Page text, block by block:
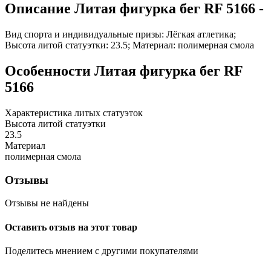
Описание Литая фигурка бег RF 5166 -
Вид спорта и индивидуальные призы: Лёгкая атлетика;
Высота литой статуэтки: 23.5; Материал: полимерная смола
Особенности Литая фигурка бег RF
5166
Характеристика литых статуэток
Высота литой статуэтки
23.5
Материал
полимерная смола
Отзывы
Отзывы не найдены
Оставить отзыв на этот товар
Поделитесь мнением с другими покупателями